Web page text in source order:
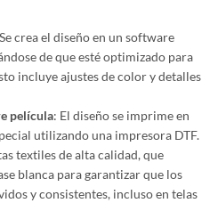
crea el diseño en un software
de que esté optimizado para
incluye ajustes de color y detalles
película: El diseño se imprime en
utilizando una impresora DTF.
textiles de alta calidad, que
blanca para garantizar que los
y consistentes, incluso en telas